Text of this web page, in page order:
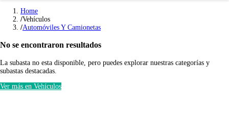
Home
Vehículos
Automóviles Y Camionetas
No se encontraron resultados
La subasta no esta disponible, pero puedes explorar nuestras categorías y
subastas destacadas.
Ver más en Vehículos